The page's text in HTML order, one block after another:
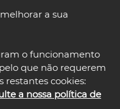
a sua
o funcionamento
que não requerem
restantes cookies:
a nossa política de
select language